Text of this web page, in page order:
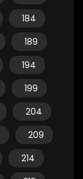
184
189
194
199
204
209
214